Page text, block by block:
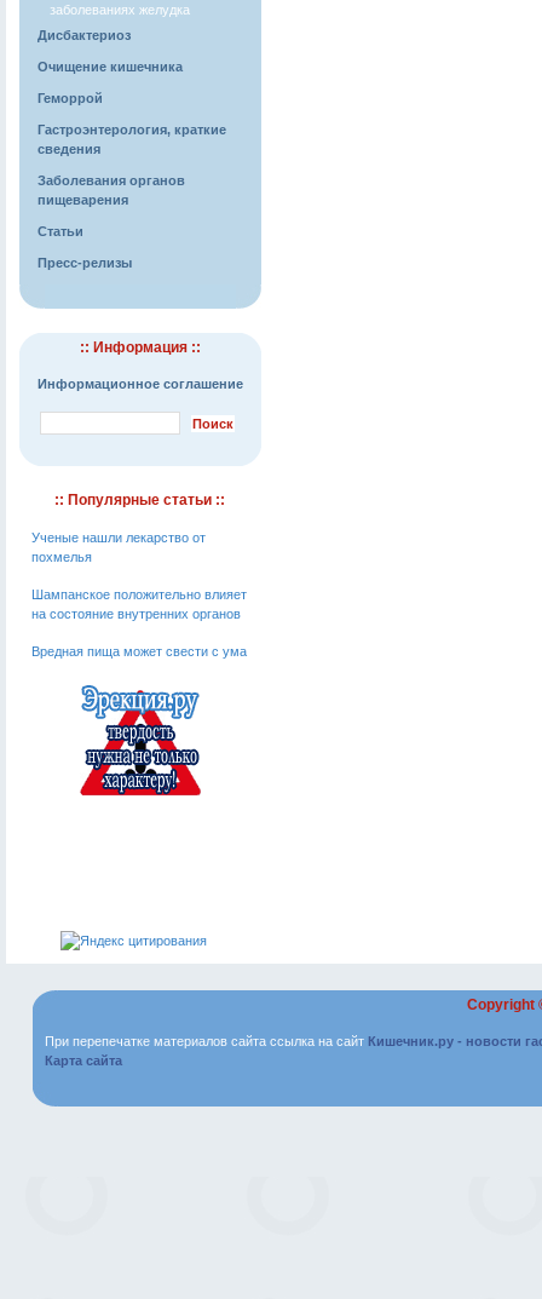
заболеваниях желудка
Дисбактериоз
Очищение кишечника
Геморрой
Гастроэнтерология, краткие
сведения
Заболевания органов
пищеварения
Статьи
Пресс-релизы
:: Информация ::
Информационное соглашение
:: Популярные статьи ::
Ученые нашли лекарство от
похмелья
Шампанское положительно влияет
на состояние внутренних органов
Вредная пища может свести с ума
Copyright
При перепечатке материалов сайта ссылка на сайт Кишечник.ру - новости
Карта сайта